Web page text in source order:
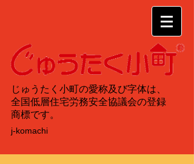
じゅうたく小町の愛称及び字体は、
全国低層住宅労務安全協議会の登録
商標です。
j-komachi